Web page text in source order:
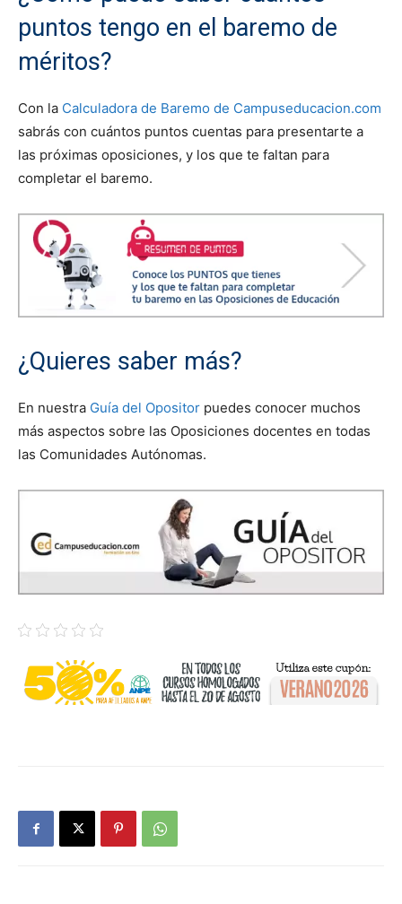
puntos tengo en el baremo de
méritos?
Con la Calculadora de Baremo de Campuseducacion.com
sabrás con cuántos puntos cuentas para presentarte a
las próximas oposiciones, y los que te faltan para
completar el baremo.
¿Quieres saber más?
En nuestra Guía del Opositor puedes conocer muchos
más aspectos sobre las Oposiciones docentes en todas
las Comunidades Autónomas.